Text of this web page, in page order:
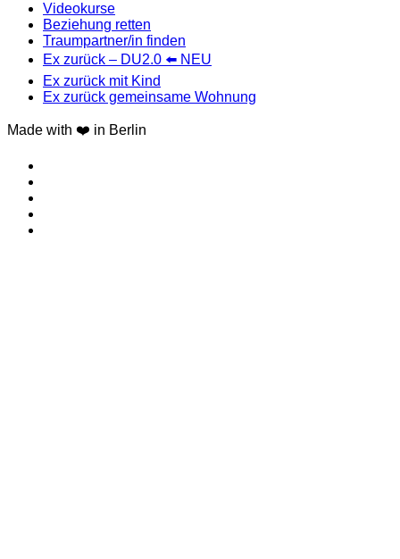
Videokurse
Beziehung retten
Traumpartner/in finden
Ex zurück – DU2.0 ⬅️ NEU
Ex zurück mit Kind
Ex zurück gemeinsame Wohnung
Made with ❤️ in Berlin